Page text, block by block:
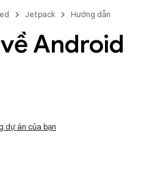
Jetpack Hướng dẫn
Android
dự án của bạn